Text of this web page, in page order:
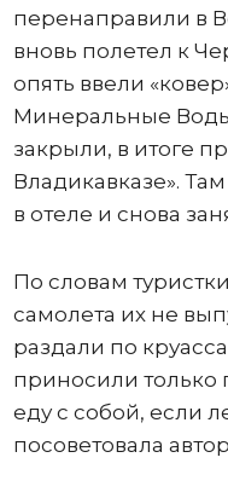
перенаправили в
вновь полетел к
опять ввели
Минеральные
закрыли, в итоге
Владикавказе».
в отеле и снова
По словам
самолета их не
раздали по
приносили только
еду с собой, если
посоветовала